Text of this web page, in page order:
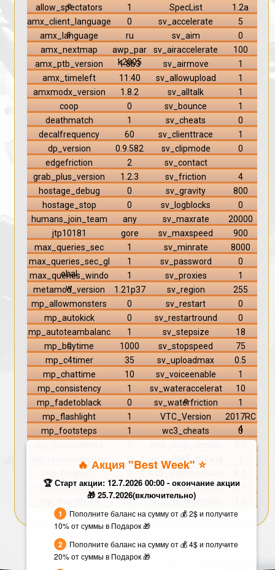
e
allow_spectators
1
amx_client_language
s
0
amx_language
ru
amx_nextmap
awp_par
k2005
amx_ptb_version
1.8b3
amx_timeleft
11:40
amxmodx_version
1.8.2
coop
0
deathmatch
1
decalfrequency
60
dp_version
0.9.582
edgefriction
2
grab_plus_version
1.2.3
hostage_debug
0
hostage_stop
0
humans_join_team
any
jtp10181
gore
max_queries_sec
1
max_queries_sec_gl
obal
1
max_queries_windo
w
1
metamod_version
1.21p37
mp_allowmonsters
0
mp_autokick
0
mp_autoteambalanc
e
1
mp_buytime
1000
mp_c4timer
35
mp_chattime
10
mp_consistency
1
mp_fadetoblack
0
mp_flashlight
1
mp_footsteps
1
0
mp_freezetime
0
mp_friendlyfire
0
SpecList
1.2a
sv_accelerate
5
sv_aim
0
sv_airaccelerate
100
sv_airmove
1
sv_allowupload
1
sv_alltalk
1
sv_bounce
1
sv_cheats
0
sv_clienttrace
1
sv_clipmode
0
sv_contact
sv_friction
4
sv_gravity
800
sv_logblocks
0
sv_maxrate
20000
sv_maxspeed
900
sv_minrate
8000
sv_password
0
sv_proxies
1
sv_region
255
sv_restart
0
sv_restartround
0
sv_stepsize
18
sv_stopspeed
75
sv_uploadmax
0.5
sv_voiceenable
1
sv_wateraccelerat
e
10
sv_waterfriction
1
VTC_Version
2017RC
4
wc3_cheats
0
wc3_save_pruning
od
wc3_shopmenu5m
od
8.1
wc3_xp_multiplier
🔥 Акция "Best Week" ⭐️
🏆 Старт акции: 12.7.2026 00:00 - окончание акции
🎁 25.7.2026(включительно)
Пополните баланс на сумму от 💰 2$ и получите
10% от суммы в Подарок 🎁
Пополните баланс на сумму от 💰 4$ и получите
20% от суммы в Подарок 🎁